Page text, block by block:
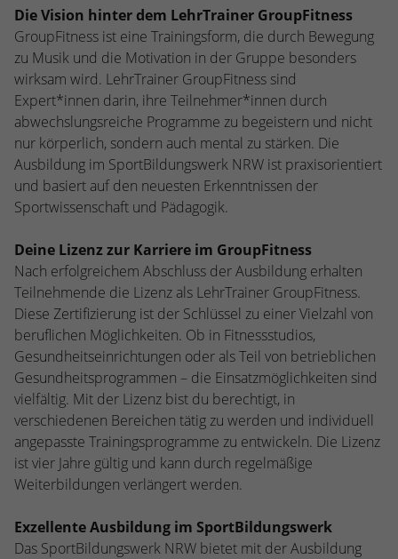
Die Vision hinter dem LehrTrainer GroupFitness
GroupFitness ist eine Trainingsform, die durch Bewegung
zu Musik und die Motivation in der Gruppe besonders
wirksam wird. LehrTrainer GroupFitness sind
Expert*innen darin, ihre Teilnehmer*innen durch
abwechslungsreiche Programme zu begeistern und nicht
nur körperlich, sondern auch mental zu stärken. Die
Ausbildung im SportBildungswerk NRW ist praxisorientiert
und basiert auf den neuesten Erkenntnissen der
Sportwissenschaft und Pädagogik.
Deine Lizenz zur Karriere im GroupFitness
Nach erfolgreichem Abschluss der Ausbildung erhalten
Teilnehmende die Lizenz als LehrTrainer GroupFitness.
Diese Zertifizierung ist der Schlüssel zu einer Vielzahl von
beruflichen Möglichkeiten. Ob in Fitnessstudios,
Gesundheitseinrichtungen oder als Teil von betrieblichen
Gesundheitsprogrammen – die Einsatzmöglichkeiten sind
vielfältig. Mit der Lizenz bist du berechtigt, in
verschiedenen Bereichen tätig zu werden und individuell
angepasste Trainingsprogramme zu entwickeln. Die Lizenz
ist vier Jahre gültig und kann durch regelmäßige
Weiterbildungen verlängert werden.
Exzellente Ausbildung im SportBildungswerk
Das SportBildungswerk NRW bietet mit der Ausbildung
Zweck
Enthält die gewählten Cookie-
Einstellungen.
Name SBW_user
Anbieter TYPO3
Laufzeit Sitzungsende
Zweck
Dieses Cookie ist ein Standard-Session-
Cookie von TYPO3. Es speichert im Falle
eines Benutzer-Logins die Session-ID. So
kann der eingeloggte Benutzer
wiedererkannt werden und es wird ihm
Zugang zu geschützten Bereichen gewährt.
Name _ga
Anbieter Google Analytics
Laufzeit 2 Jahre
Zweck
Dieses Cookie wird von Google Analytics
installiert. Das Cookie wird verwendet, um
Besucher-, Sitzungs- und Kampagnendaten
zu berechnen und die Nutzung der
Website zu verfolgen. Die Cookies
speichern Informationen anonym und
weisen eine randoly generierte Nummer
zu, um eindeutige Besucher zu
identifizieren.
Name _gid
Anbieter Google Analytics
Laufzeit 1 Tag
installiert. Das Cookie wird verwendet, um
Informationen darüber zu speichern, wie
Cookie-Informationen anzeigen